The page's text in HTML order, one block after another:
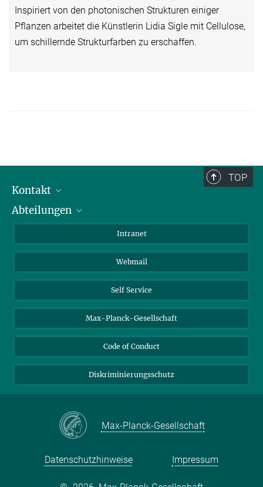
Inspiriert von den photonischen Strukturen einiger
Pflanzen arbeitet die Künstlerin Lidia Sigle mit Cellulose,
um schillernde Strukturfarben zu erschaffen.
TOP
Kontakt
Mitarbeiterverzeichnis
Abteilungen
Kolloidchemie
Nachhaltige und Bio-inspirierte Materialien
Intranet
Webmail
Self Service
Max-Planck-Gesellschaft
Code of Conduct
Diskriminierungsschutz
Max-Planck-Gesellschaft
Datenschutzhinweise Impressum